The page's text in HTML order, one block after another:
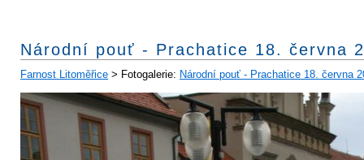
Národní pouť - Prachatice 18. června
Farnost Litoměřice > Fotogalerie: Národní pouť - Prachatice 18. června